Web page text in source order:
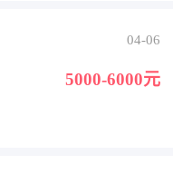
04-06
5000-6000元